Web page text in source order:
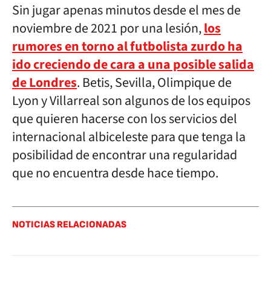
Sin jugar apenas minutos desde el mes de
noviembre de 2021 por una lesión,los
rumores en torno al futbolista zurdo ha
ido creciendo de cara a una posible salida
de Londres. Betis, Sevilla, Olimpique de
Lyon y Villarreal son algunos de los equipos
que quieren hacerse con los servicios del
internacional albiceleste para que tenga la
posibilidad de encontrar una regularidad
que no encuentra desde hace tiempo.
NOTICIAS RELACIONADAS